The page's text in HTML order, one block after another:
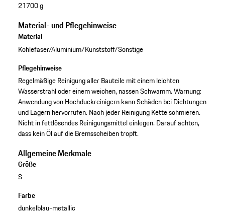
21700 g
Material- und Pflegehinweise
Material
Kohlefaser/Aluminium/Kunststoff/Sonstige
Pflegehinweise
Regelmäßige Reinigung aller Bauteile mit einem leichten
Wasserstrahl oder einem weichen, nassen Schwamm. Warnung:
Anwendung von Hochduckreinigern kann Schäden bei Dichtungen
und Lagern hervorrufen. Nach jeder Reinigung Kette schmieren.
Nicht in fettlösendes Reinigungsmittel einlegen. Darauf achten,
dass kein Öl auf die Bremsscheiben tropft.
Allgemeine Merkmale
Größe
S
Farbe
dunkelblau-metallic